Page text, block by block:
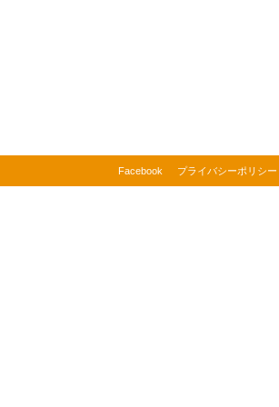
Facebook プライバシーポリシー